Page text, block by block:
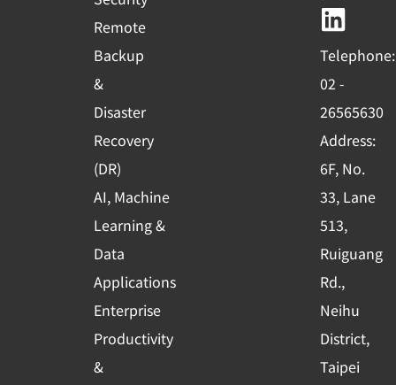
Remote
Backup
&
Disaster
Recovery
(DR)
AI, Machine
Learning &
Data
Applications
Enterprise
Productivity
&
b
o
o
k
-
s
q
u
a
r
e
u
b
e
e
d
i
n
Telephone:
02 -
26565630
Address:
6F, No.
33, Lane
513,
Ruiguang
Rd.,
Neihu
District,
Taipei